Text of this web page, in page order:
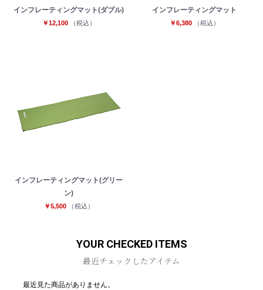
インフレーティングマット(ダブル)
￥12,100 （税込）
インフレーティングマット
￥6,380 （税込）
インフレーティングマット(グリー
ン)
￥5,500 （税込）
YOUR CHECKED ITEMS
最近チェックしたアイテム
最近見た商品がありません。